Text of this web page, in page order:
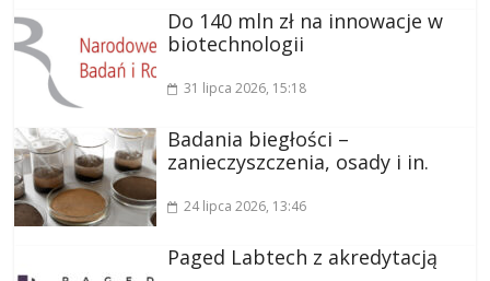
Do 140 mln zł na innowacje w
biotechnologii
31 lipca 2026, 15:18
Badania biegłości –
zanieczyszczenia, osady i in.
24 lipca 2026, 13:46
Paged Labtech z akredytacją